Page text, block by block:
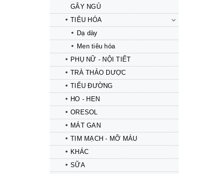
Mua hàng Mua hàng
GÂY NGỦ
TIÊU HÓA
Dạ dày
Men tiêu hóa
PHỤ NỮ - NỘI TIẾT
TRÀ THẢO DƯỢC
TIỂU ĐƯỜNG
HO - HEN
ORESOL
MÁT GAN
TIM MẠCH - MỠ MÁU
KHÁC
SỮA